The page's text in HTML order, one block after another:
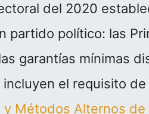
del 2020
partido político: las
garantías mínimas
incluyen el requisito
y Métodos Alternos